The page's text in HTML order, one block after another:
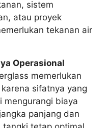
sistem
atau proyek
tekanan air
Operasional
memerlukan
sifatnya yang
mengurangi biaya
panjang dan